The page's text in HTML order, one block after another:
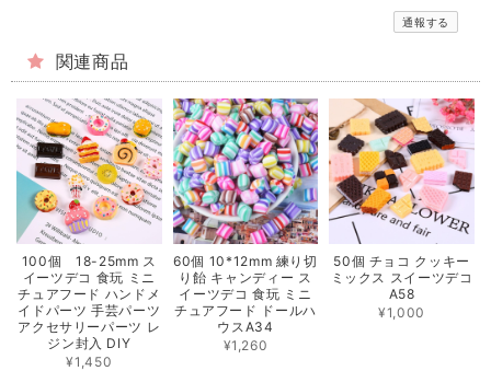
通報する
関連商品
100個 18-25mm ス
イーツデコ 食玩 ミニ
チュアフード ハンドメ
イドパーツ 手芸パーツ
アクセサリーパーツ レ
ジン封入 DIY
¥1,450
60個 10*12mm 練り切
り飴 キャンディー ス
イーツデコ 食玩 ミニ
チュアフード ドールハ
ウスA34
¥1,260
50個 チョコ クッキー
ミックス スイーツデコ
A58
¥1,000